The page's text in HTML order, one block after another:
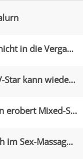
Vergangenheit“
Comeback nach Kreuzbandriss: ÖSV-Star kann wieder lachen
Nur Deutschland ist schneller: Italien erobert Mixed-Silber
Südkoreas Verband entschuldigt sich im Sex-Massagen-Skandal